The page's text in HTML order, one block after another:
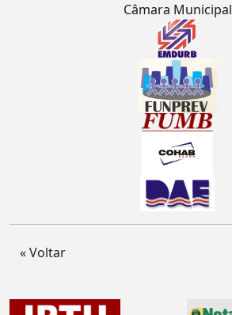
Câmara Municipal
« Voltar